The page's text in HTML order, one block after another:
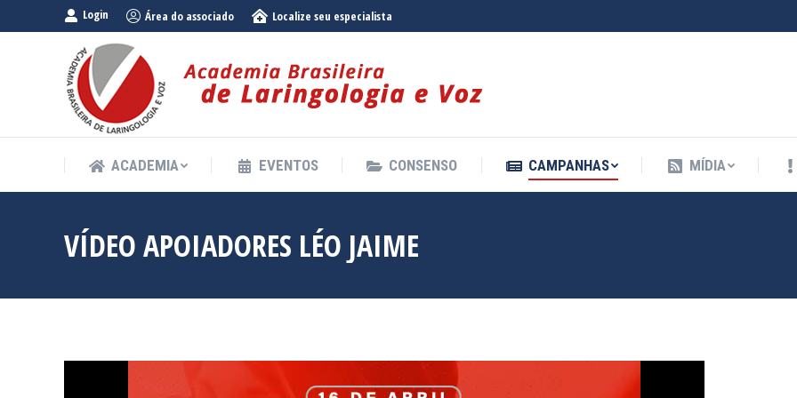
Login Área do associado Localize seu especialista
ACADEMIA
EVENTOS CONSENSO CAMPANHAS MÍDIA
VÍDEO APOIADORES LÉO JAIME
ACADEMIA EVENTOS CONSENSO CAMPANHAS MÍDIA